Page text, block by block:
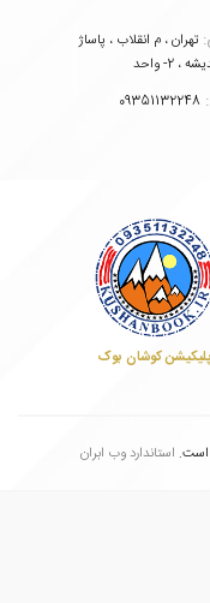
انقلاب ، پاساژ
کوشان بوک
وب ابران